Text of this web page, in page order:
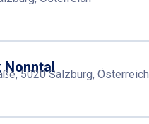
Nonntal
5020 Salzburg, Österreich